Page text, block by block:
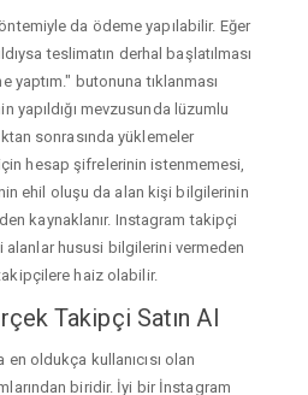
da ödeme yapılabilir. Eğer
teslimatın derhal başlatılması
yaptım." butonuna tıklanması
yapıldığı mevzusunda lüzumlu
sonrasında yüklemeler
hesap şifrelerinin istenmemesi,
ehil oluşu da alan kişi bilgilerinin
kaynaklanır. Instagram takipçi
alanlar hususi bilgilerini vermeden
haiz olabilir.
Takipçi Satın Al
oldukça kullanıcısı olan
biridir. İyi bir İnstagram